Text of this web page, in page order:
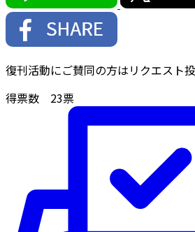
復刊活動にご賛同の方はリクエスト
得票数 23票